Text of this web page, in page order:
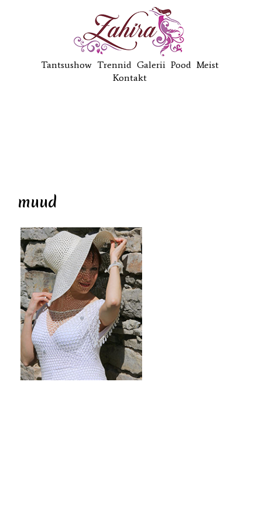
Tantsushow Trennid Galerii Pood Meist
Kontakt
muud